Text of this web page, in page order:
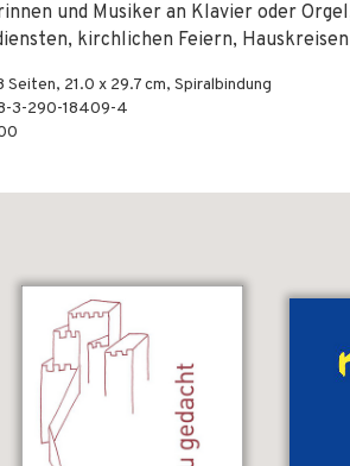
und Musiker an Klavier oder
kirchlichen Feiern,
Seiten, 21.0 x 29.7 cm, Spiralbindung
3-290-18409-4